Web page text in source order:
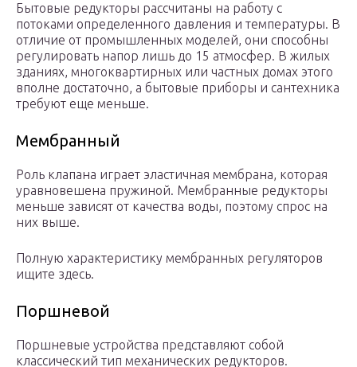
Бытовые редукторы рассчитаны на работу с
потоками определенного давления и температуры. В
отличие от промышленных моделей, они способны
регулировать напор лишь до 15 атмосфер. В жилых
зданиях, многоквартирных или частных домах этого
вполне достаточно, а бытовые приборы и сантехника
требуют еще меньше.
Мембранный
Роль клапана играет эластичная мембрана, которая
уравновешена пружиной. Мембранные редукторы
меньше зависят от качества воды, поэтому спрос на
них выше.
Полную характеристику мембранных регуляторов
ищите здесь.
Поршневой
Поршневые устройства представляют собой
классический тип механических редукторов.